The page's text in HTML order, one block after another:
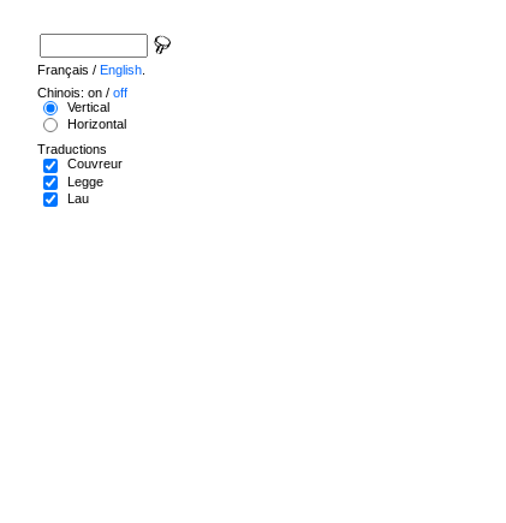
Français / English
Chinois: on / off
Vertical
Horizontal
Traductions
Couvreur
Legge
Lau